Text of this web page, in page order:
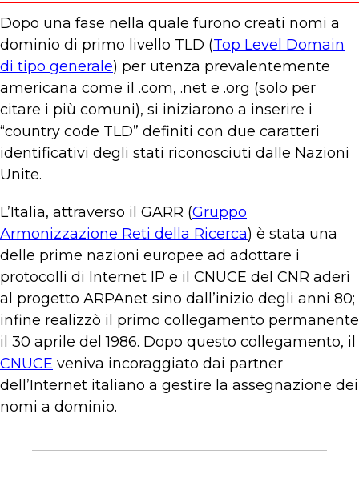
Dopo una fase nella quale furono creati nomi a
dominio di primo livello TLD (Top Level Domain
di tipo generale) per utenza prevalentemente
americana come il .com, .net e .org (solo per
citare i più comuni), si iniziarono a inserire i
“country code TLD” definiti con due caratteri
identificativi degli stati riconosciuti dalle Nazioni
Unite.
L’Italia, attraverso il GARR (Gruppo
Armonizzazione Reti della Ricerca) è stata una
delle prime nazioni europee ad adottare i
protocolli di Internet IP e il CNUCE del CNR aderì
al progetto ARPAnet sino dall’inizio degli anni 80;
infine realizzò il primo collegamento permanente
il 30 aprile del 1986. Dopo questo collegamento, il
CNUCE veniva incoraggiato dai partner
dell’Internet italiano a gestire la assegnazione dei
nomi a dominio.